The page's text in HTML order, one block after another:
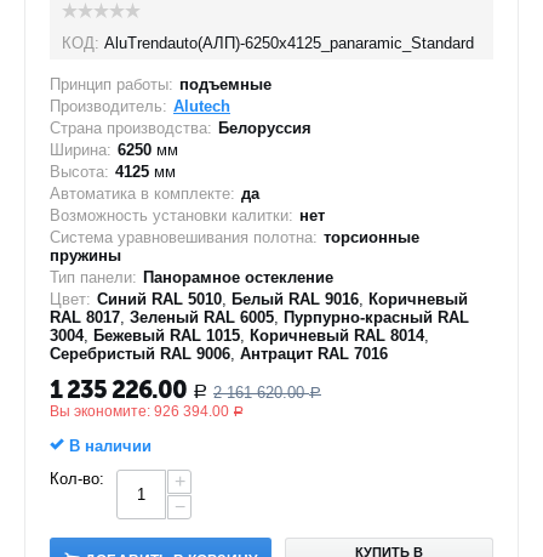
КОД: AluTrendauto(АЛП)-6250х4125_panaramic_Standard
Принцип работы: подъемные
Производитель: Alutech
Страна производства: Белоруссия
Ширина: 6250 мм
Высота: 4125 мм
Автоматика в комплекте: да
Возможность установки калитки: нет
Система уравновешивания полотна: торсионные
пружины
Тип панели: Панорамное остекление
Цвет: Синий RAL 5010, Белый RAL 9016, Коричневый
RAL 8017, Зеленый RAL 6005, Пурпурно-красный RAL
3004, Бежевый RAL 1015, Коричневый RAL 8014,
Серебристый RAL 9006, Антрацит RAL 7016
1 235 226.00 Р 2 161 620.00 Р
Вы экономите: 926 394.00 Р
В наличии
Кол-во:
+
−
КУПИТЬ В